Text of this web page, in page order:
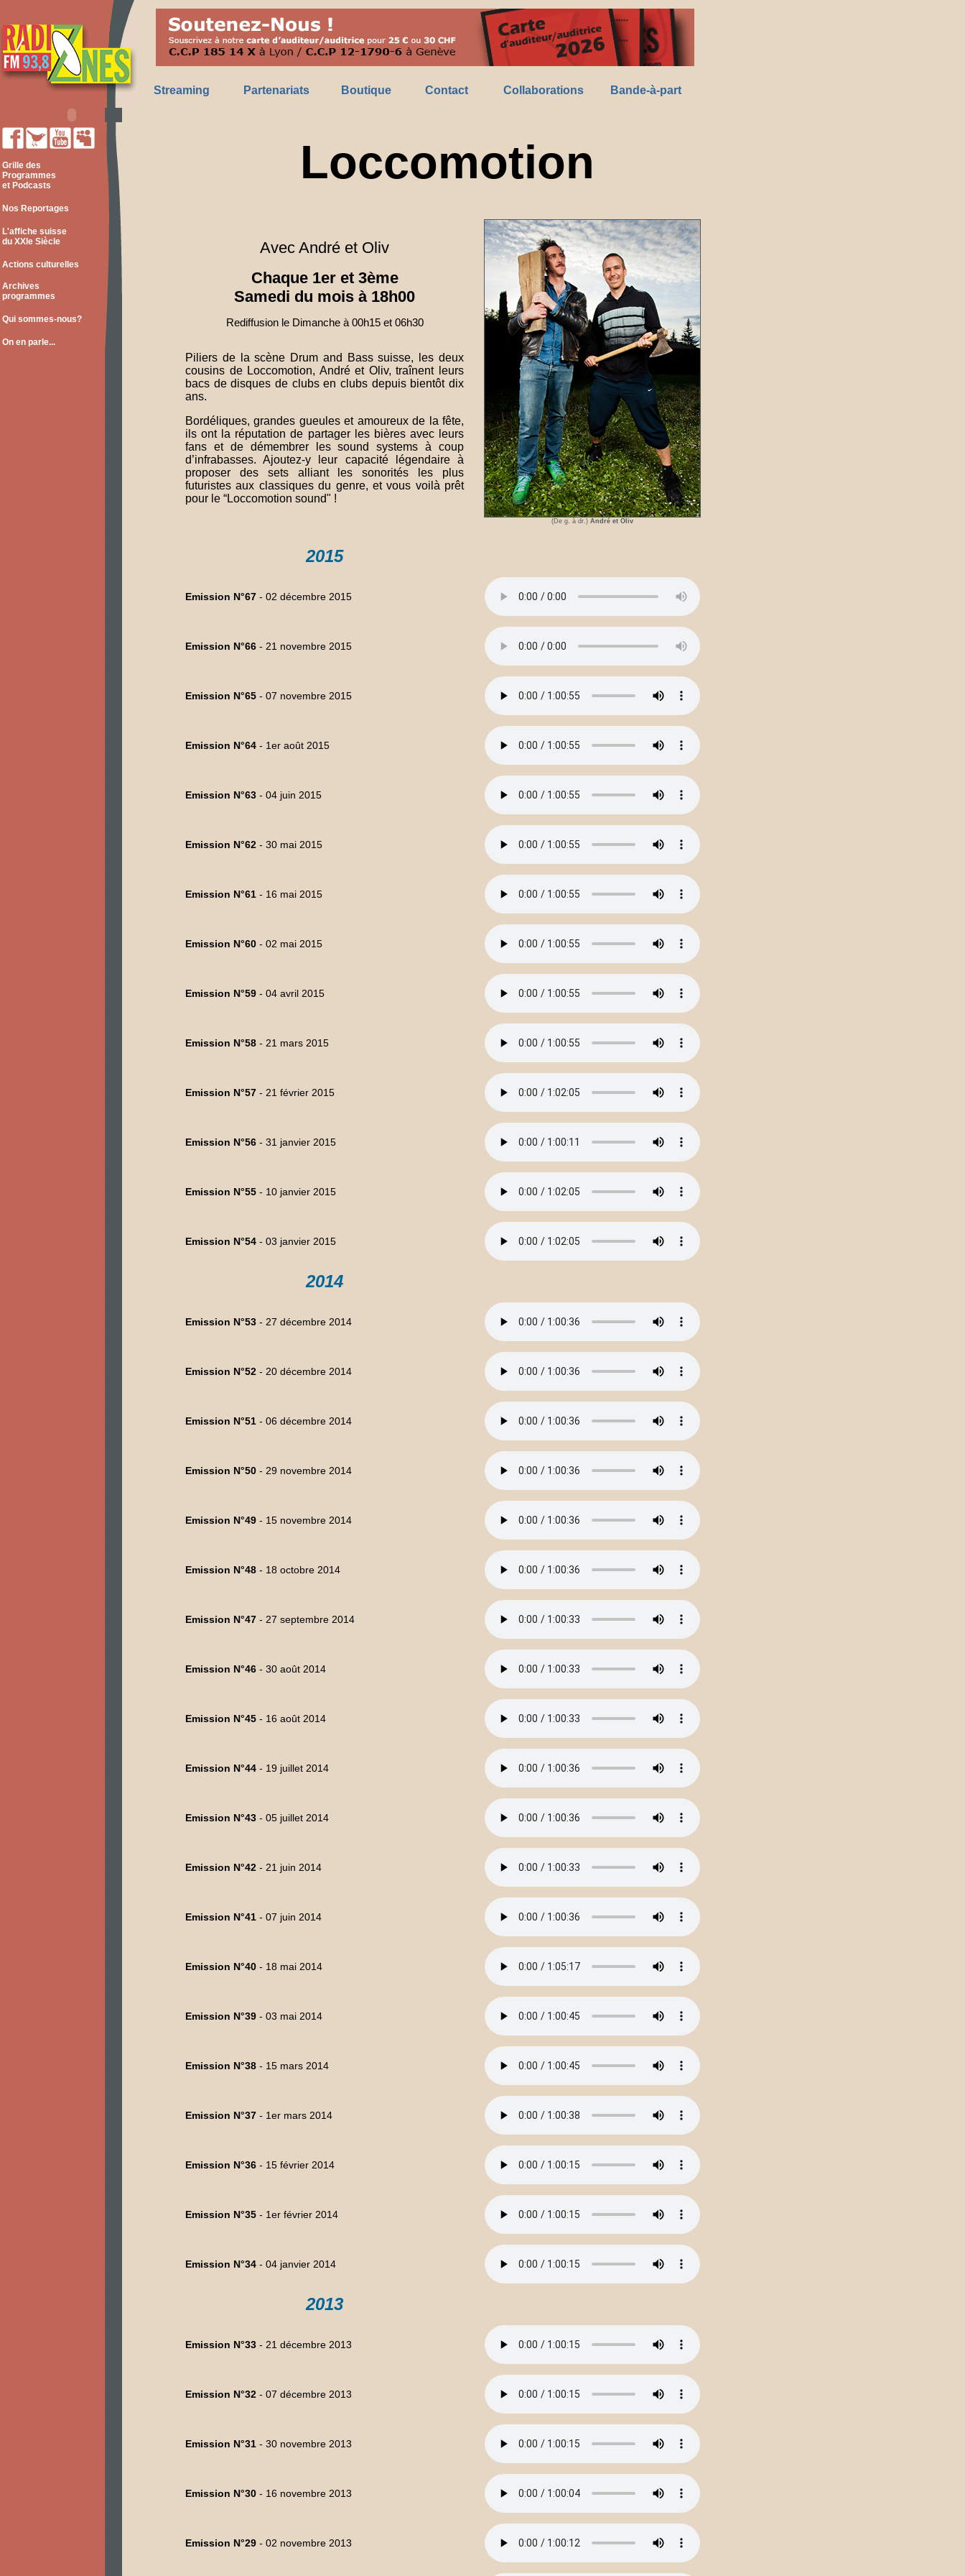
Streaming Partenariats Boutique Contact Collaborations Bande-à-part
Grille des
Programmes
et Podcasts
Nos Reportages
L'affiche suisse
du XXIe Siècle
Actions culturelles
Archives
programmes
Qui sommes-nous?
On en parle...
Loccomotion
Avec André et Oliv
Chaque 1er et 3ème
Samedi du mois à 18h00
Rediffusion le Dimanche à 00h15 et 06h30
Piliers de la scène Drum and Bass suisse, les deux
cousins de Loccomotion, André et Oliv, traînent leurs
bacs de disques de clubs en clubs depuis bientôt dix
ans.
Bordéliques, grandes gueules et amoureux de la fête,
ils ont la réputation de partager les bières avec leurs
fans et de démembrer les sound systems à coup
d’infrabasses. Ajoutez-y leur capacité légendaire à
proposer des sets alliant les sonorités les plus
futuristes aux classiques du genre, et vous voilà prêt
pour le “Loccomotion sound" !
(De g. à dr.) André et Oliv
2015
Emission N°67 - 02 décembre 2015
Emission N°66 - 21 novembre 2015
Emission N°65 - 07 novembre 2015
Emission N°64 - 1er août 2015
Emission N°63 - 04 juin 2015
Emission N°62 - 30 mai 2015
Emission N°61 - 16 mai 2015
Emission N°60 - 02 mai 2015
Emission N°59 - 04 avril 2015
Emission N°58 - 21 mars 2015
Emission N°57 - 21 février 2015
Emission N°56 - 31 janvier 2015
Emission N°55 - 10 janvier 2015
Emission N°54 - 03 janvier 2015
2014
Emission N°53 - 27 décembre 2014
Emission N°52 - 20 décembre 2014
Emission N°51 - 06 décembre 2014
Emission N°50 - 29 novembre 2014
Emission N°49 - 15 novembre 2014
Emission N°48 - 18 octobre 2014
Emission N°47 - 27 septembre 2014
Emission N°46 - 30 août 2014
Emission N°45 - 16 août 2014
Emission N°44 - 19 juillet 2014
Emission N°43 - 05 juillet 2014
Emission N°42 - 21 juin 2014
Emission N°41 - 07 juin 2014
Emission N°40 - 18 mai 2014
Emission N°39 - 03 mai 2014
Emission N°38 - 15 mars 2014
Emission N°37 - 1er mars 2014
Emission N°36 - 15 février 2014
Emission N°35 - 1er février 2014
Emission N°34 - 04 janvier 2014
2013
Emission N°33 - 21 décembre 2013
Emission N°32 - 07 décembre 2013
Emission N°31 - 30 novembre 2013
Emission N°30 - 16 novembre 2013
Emission N°29 - 02 novembre 2013